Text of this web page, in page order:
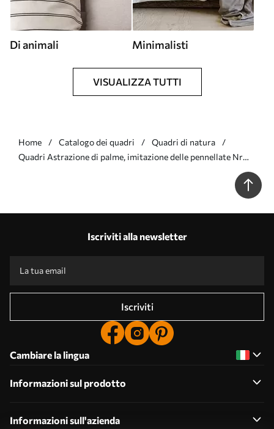
Di animali Minimalisti
VISUALIZZA TUTTI
Home Catalogo dei quadri
Quadri di natura
Quadri Astrazione di palme, imitazione delle pennellate Nr
Iscriviti alla newsletter
Iscriviti
Cambiare la lingua
Informazioni sul prodotto
Informazioni sull'azienda